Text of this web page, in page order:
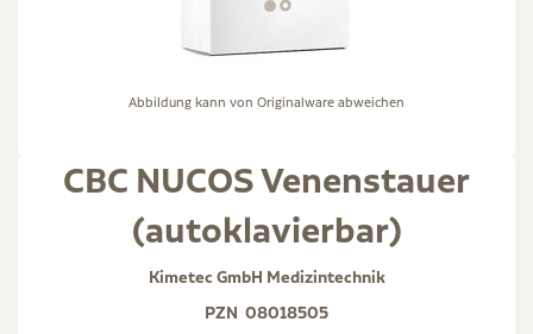
Abbildung kann von Originalware abweichen
CBC NUCOS Venenstauer
(autoklavierbar)
Kimetec GmbH Medizintechnik
PZN 08018505